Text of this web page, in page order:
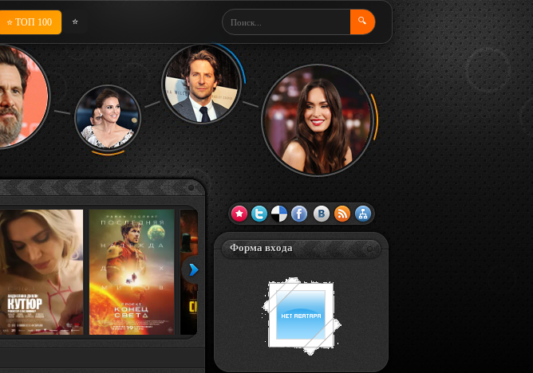
⭐ ТОП 100 ⭐ 🔍
Форма входа